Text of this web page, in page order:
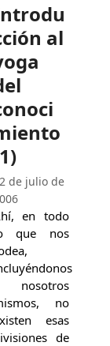
al
de julio de
en todo
que nos
nosotros
no
esas
de